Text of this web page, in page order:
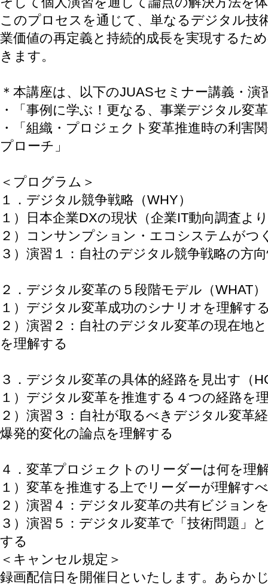
このプロセスを通じて、単なるデジタル技
業価値の再定義と持続的成長を実現するた
きます。
＊本講座は、以下のJUASセミナー講義・
・「事例に学ぶ！更なる、事業デジタル変
・「組織・プロジェクト変革推進時の利害
プローチ」
＜プログラム＞
１．デジタル競争戦略（WHY）
１）日本企業DXの現状（企業IT動向調査よ
２）コンサンプション・エコシステムがつ
３）演習１：自社のデジタル競争戦略の方
２．デジタル変革の５段階モデル（WHAT）
１）デジタル変革成功のシナリオを理解す
２）演習２：自社のデジタル変革の現在地
を理解する
３．デジタル変革の具体的経路を見出す（
１）デジタル変革を推進する４つの経路を
２）演習３：自社が取るべきデジタル変革
爆発的変化の論点を理解する
４．変革プロジェクトのリーダーは何を理
１）変革を推進する上でリーダーが理解す
２）演習４：デジタル変革の共有ビジョン
３）演習５：デジタル変革で「技術問題」
する
＜キャンセル規定＞
録画配信日を開催日といたします。あらか